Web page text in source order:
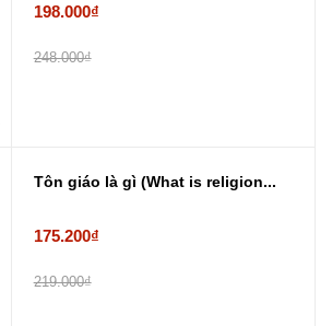
198.000₫
248.000₫
Tôn giáo là gì (What is religion...
175.200₫
219.000₫